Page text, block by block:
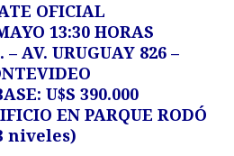
OFICIAL
13:30 HORAS
AV. URUGUAY 826 –
U$S 390.000
EN PARQUE RODÓ
niveles)